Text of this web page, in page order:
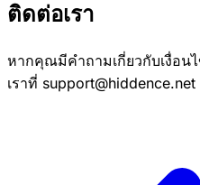
ติดต่อเรา
หากคุณมีคำถามเกี่ยวกับเงื่อน
เราที่ support@hiddence.net